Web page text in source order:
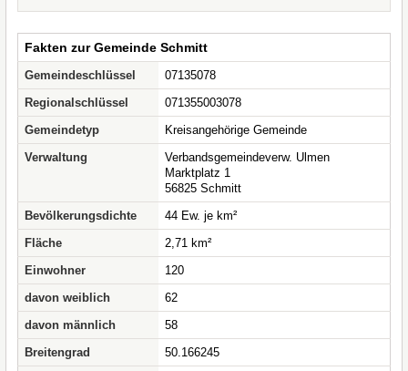
Fakten zur Gemeinde Schmitt
Gemeindeschlüssel
07135078
Regionalschlüssel
071355003078
Gemeindetyp
Kreisangehörige Gemeinde
Verwaltung
Verbandsgemeindeverw. Ulmen
Marktplatz 1
56825 Schmitt
Bevölkerungsdichte
44 Ew. je km²
Fläche
2,71 km²
Einwohner
120
davon weiblich
62
davon männlich
58
Breitengrad
50.166245